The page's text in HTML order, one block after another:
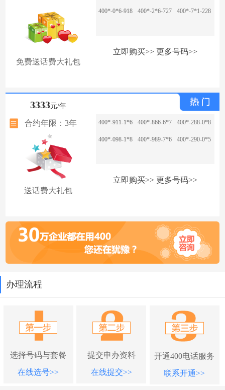
免费送话费大礼包
400*-0*6-918 400*-2*6-727 400*-7*1-228
立即购买>> 更多号码>>
3333元/年
合约年限：3年
送话费大礼包
400*-911-1*6 400*-866-6*7 400*-288-0*8
400*-098-1*8 400*-989-7*6 400*-290-0*5
立即购买>> 更多号码>>
办理流程
选择号码与套餐
在线选号>>
提交申办资料
在线提交>>
开通400电话服务
联系开通>>